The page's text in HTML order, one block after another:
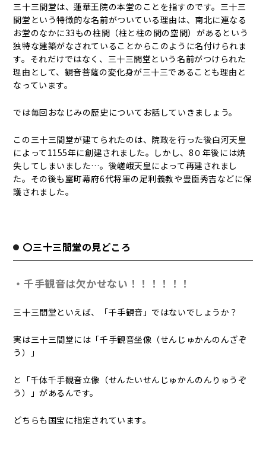
三十三間堂は、蓮華王院の本堂のことを指すのです。三十三
間堂という特徴的な名前がついている理由は、南北に連なる
お堂のなかに33もの柱間（柱と柱の間の空間）があるという
独特な建築がなされていることからこのように名付けられま
す。それだけではなく、三十三間堂という名前がつけられた
理由として、観音菩薩の変化身が三十三であることも理由と
なっています。
では毎回おなじみの歴史についてお話していきましょう。
この三十三間堂が建てられたのは、院政を行った後白河天皇
によって1155年に創建されました。しかし、8０年後には焼
失してしまいました…。後嵯峨天皇によって再建されまし
た。その後も室町幕府6代将軍の足利義教や豊臣秀吉などに保
護されました。
〇三十三間堂の見どころ
・千手観音は欠かせない！！！！！！
三十三間堂といえば、「千手観音」ではないでしょうか？
実は三十三間堂には「千手観音坐像（せんじゅかんのんざぞ
う）」
と「千体千手観音立像（せんたいせんじゅかんのんりゅうぞ
う）」があるんです。
どちらも国宝に指定されています。